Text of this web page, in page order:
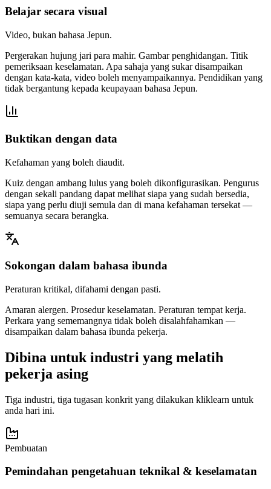
Belajar secara visual
Video, bukan bahasa Jepun.
Pergerakan hujung jari para mahir. Gambar penghidangan. Titik
pemeriksaan keselamatan. Apa sahaja yang sukar disampaikan
dengan kata-kata, video boleh menyampaikannya. Pendidikan yang
tidak bergantung kepada keupayaan bahasa Jepun.
Buktikan dengan data
Kefahaman yang boleh diaudit.
Kuiz dengan ambang lulus yang boleh dikonfigurasikan. Pengurus
dengan sekali pandang dapat melihat siapa yang sudah bersedia,
siapa yang perlu diuji semula dan di mana kefahaman tersekat —
semuanya secara berangka.
Sokongan dalam bahasa ibunda
Peraturan kritikal, difahami dengan pasti.
Amaran alergen. Prosedur keselamatan. Peraturan tempat kerja.
Perkara yang sememangnya tidak boleh disalahfahamkan —
disampaikan dalam bahasa ibunda pekerja.
Dibina untuk industri yang melatih
pekerja asing
Tiga industri, tiga tugasan konkrit yang dilakukan kliklearn untuk
anda hari ini.
Pembuatan
Pemindahan pengetahuan teknikal & keselamatan